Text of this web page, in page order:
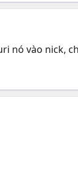
nó vào nick,